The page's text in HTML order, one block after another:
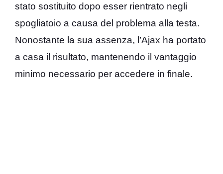
stato sostituito dopo esser rientrato negli
spogliatoio a causa del problema alla testa.
Nonostante la sua assenza, l’Ajax ha portato
a casa il risultato, mantenendo il vantaggio
minimo necessario per accedere in finale.